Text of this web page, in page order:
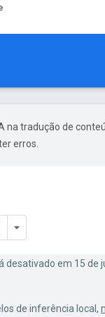
na tradução de
erros.
desativado em 15 de
de inferência local,